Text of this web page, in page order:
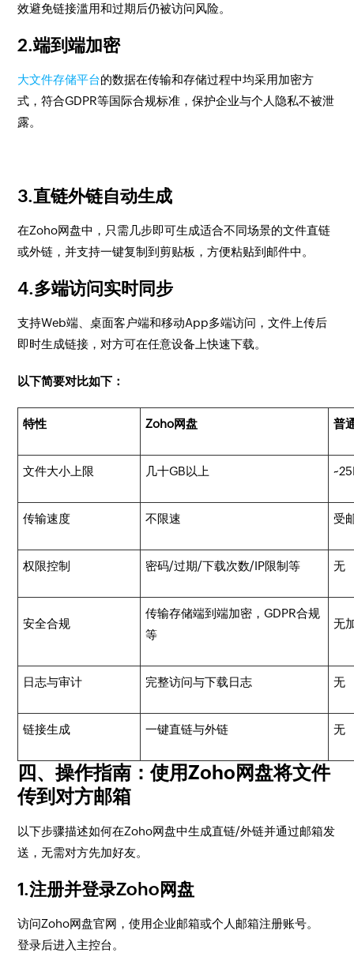
效避免链接滥用和过期后仍被访问风险。
2.端到端加密
大文件存储平台的数据在传输和存储过程中均采用加密方
式，符合GDPR等国际合规标准，保护企业与个人隐私不被泄
露。
3.直链外链自动生成
在Zoho网盘中，只需几步即可生成适合不同场景的文件直链
或外链，并支持一键复制到剪贴板，方便粘贴到邮件中。
4.多端访问实时同步
支持Web端、桌面客户端和移动App多端访问，文件上传后
即时生成链接，对方可在任意设备上快速下载。
以下简要对比如下：
特性 Zoho网盘 普
文件大小上限 几十GB以上
传输速度 不限速 受
权限控制 密码/过期/下载次数/IP限制等 无
安全合规
传输存储端到端加密，GDPR合规
等
无
日志与审计 完整访问与下载日志 无
链接生成 一键直链与外链 无
四、操作指南：使用Zoho网盘将文件
传到对方邮箱
以下步骤描述如何在Zoho网盘中生成直链/外链并通过邮箱发
送，无需对方先加好友。
1.注册并登录Zoho网盘
访问Zoho网盘官网，使用企业邮箱或个人邮箱注册账号。
登录后进入主控台。